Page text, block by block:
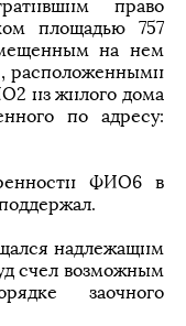
право
площадью 757
на нем
из жилого дома
по адресу:
ФИО6 в
надлежащим
счел возможным
заочного